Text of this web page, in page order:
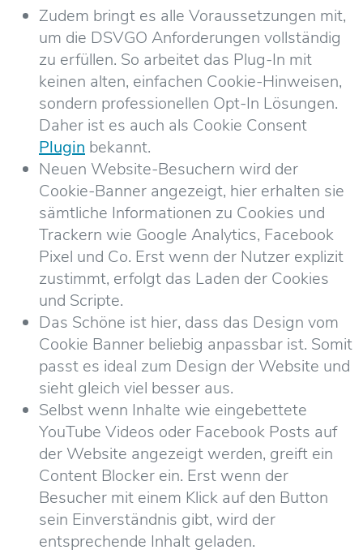
Zudem bringt es alle Voraussetzungen mit,
um die DSVGO Anforderungen vollständig
zu erfüllen. So arbeitet das Plug-In mit
keinen alten, einfachen Cookie-Hinweisen,
sondern professionellen Opt-In Lösungen.
Daher ist es auch als Cookie Consent
Plugin bekannt.
Neuen Website-Besuchern wird der
Cookie-Banner angezeigt, hier erhalten sie
sämtliche Informationen zu Cookies und
Trackern wie Google Analytics, Facebook
Pixel und Co. Erst wenn der Nutzer explizit
zustimmt, erfolgt das Laden der Cookies
und Scripte.
Das Schöne ist hier, dass das Design vom
Cookie Banner beliebig anpassbar ist. Somit
passt es ideal zum Design der Website und
sieht gleich viel besser aus.
Selbst wenn Inhalte wie eingebettete
YouTube Videos oder Facebook Posts auf
der Website angezeigt werden, greift ein
Content Blocker ein. Erst wenn der
Besucher mit einem Klick auf den Button
sein Einverständnis gibt, wird der
entsprechende Inhalt geladen.